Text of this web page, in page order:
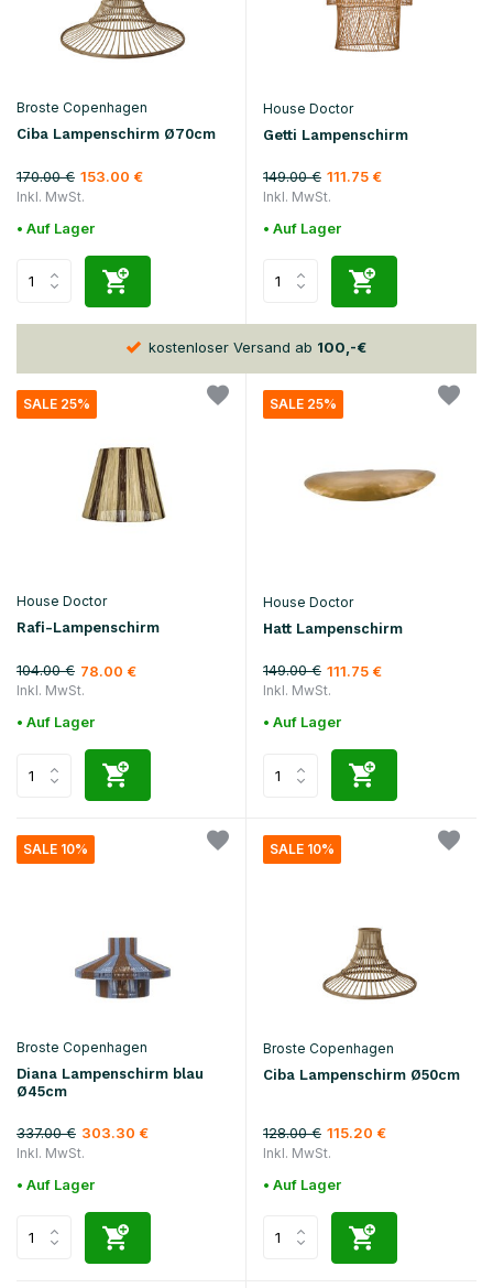
Broste Copenhagen
Ciba Lampenschirm Ø70cm
170.00 € 153.00 €
Inkl. MwSt.
• Auf Lager
House Doctor
Getti Lampenschirm
149.00 € 111.75 €
Inkl. MwSt.
• Auf Lager
kostenloser Versand ab100,-€
SALE 25%
House Doctor
Rafi-Lampenschirm
104.00 € 78.00 €
Inkl. MwSt.
• Auf Lager
SALE 25%
House Doctor
Hatt Lampenschirm
149.00 € 111.75 €
Inkl. MwSt.
• Auf Lager
SALE 10%
Broste Copenhagen
Diana Lampenschirm blau
Ø45cm
337.00 € 303.30 €
Inkl. MwSt.
• Auf Lager
SALE 10%
Broste Copenhagen
Ciba Lampenschirm Ø50cm
128.00 € 115.20 €
Inkl. MwSt.
• Auf Lager